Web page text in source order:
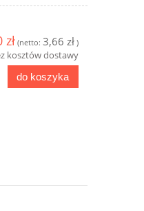
zł (netto: 3,66 zł)
kosztów dostawy
do koszyka